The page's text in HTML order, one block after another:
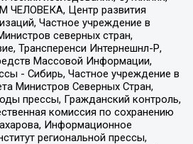
Центр развития
Частное учреждение в
северных стран,
Трансперенси Интернешнл-Р,
Массовой Информации,
- Сибирь, Частное учреждение в
Министров Северных Стран,
прессы, Гражданский контроль,
комиссия по сохранению
Информационное
региональной прессы,